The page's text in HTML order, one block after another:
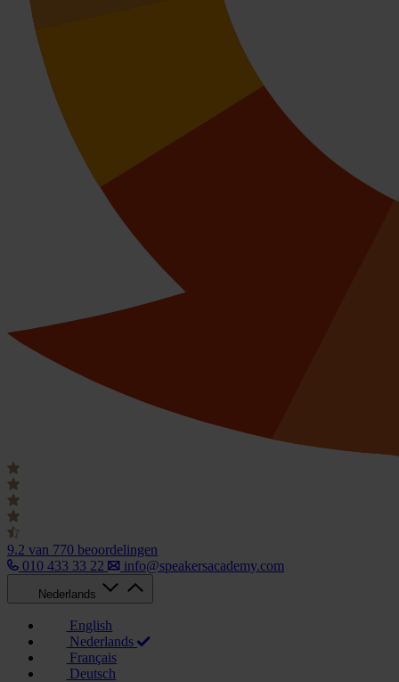
9.2 van 770 beoordelingen
010 433 33 22
info@speakersacademy.com
Nederlands
English
Nederlands
Français
Deutsch